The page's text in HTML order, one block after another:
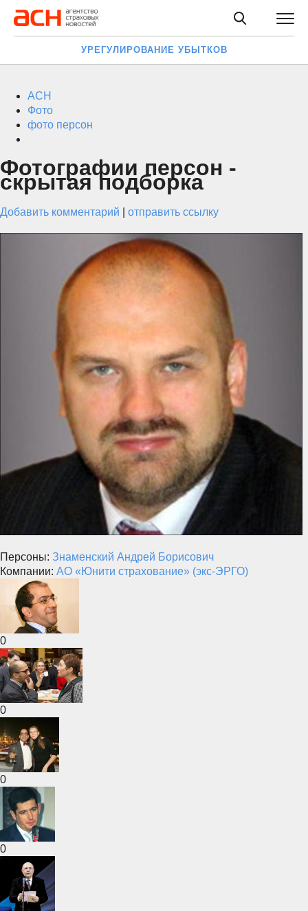
УРЕГУЛИРОВАНИЕ УБЫТКОВ
АСН
Фото
фото персон
Фотографии персон -
скрытая подборка
Добавить комментарий отправить ссылку
Персоны: Знаменский Андрей Борисович
Компании: АО «Юнити страхование» (экс-ЭРГО)
0
0
0
0